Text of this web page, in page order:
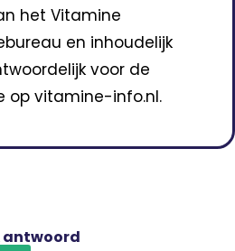
het Vitamine
en inhoudelijk
voor de
op vitamine-info.nl.
antwoord